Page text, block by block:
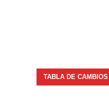
TABLA DE CAMBIOS